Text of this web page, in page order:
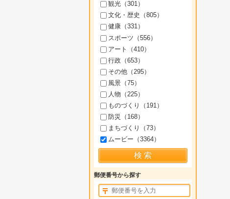
観光（301）
文化・歴史（805）
健康（331）
スポーツ（556）
アート（410）
行政（653）
その他（ 295）
風景（75）
人物（ 225）
ものづくり（ 191 ）
防災（ 168）
まちづくり（73）
ムービー（3364）
郵便番号から探す